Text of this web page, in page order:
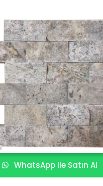
WhatsApp ile Satın Al